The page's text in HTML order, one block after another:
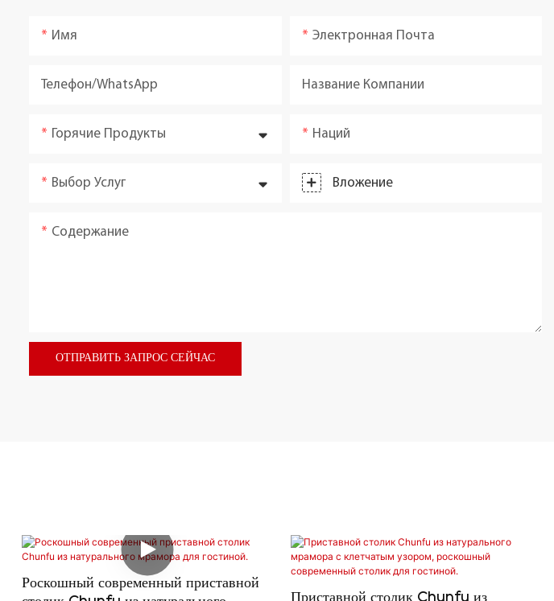
Имя Электронная Почта
Телефон/WhatsApp Название Компании
Горячие Продукты Наций
Выбор Услуг Вложение
Содержание
ОТПРАВИТЬ ЗАПРОС СЕЙЧАС
Роскошный современный приставной